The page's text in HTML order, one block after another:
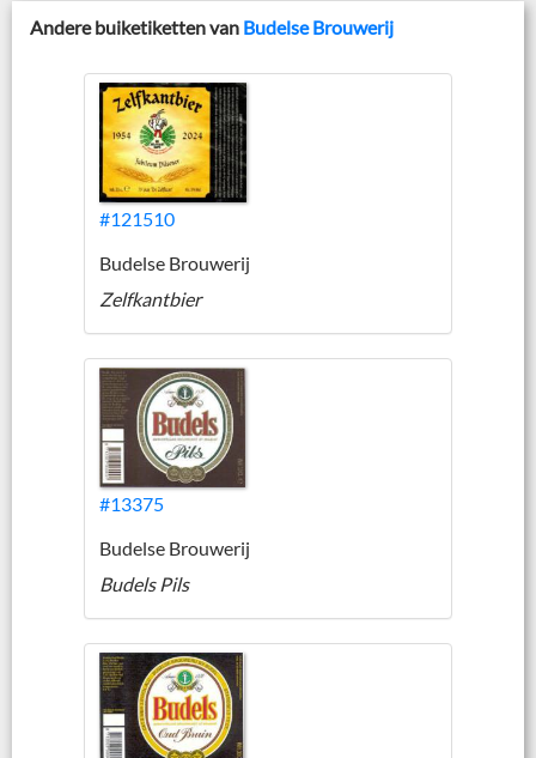
Andere buiketiketten van Budelse Brouwerij
#121510
Budelse Brouwerij
Zelfkantbier
#13375
Budelse Brouwerij
Budels Pils